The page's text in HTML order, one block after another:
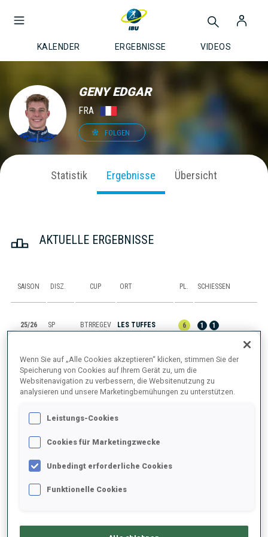
KALENDER ERGEBNISSE VIDEOS
GENY EDGAR
FRA
FOLGEN
Statistik Ergebnisse Übersicht
AKTUELLE ERGEBNISSE
SAISON DISZ. CUP ORT PL. SCHIESSEN
25/26 SP BTRREGEV LES TUFFES 6 1 1
BTRREGEV LES TUFFES
25/26 M6 IBU C. LENZERHEIDE 13 0 0
25/26 IBU C.
SP SBRREGCP LA FECLAZ
ALLES ANZEIGEN
Wenn Sie auf „Alle Cookies akzeptieren“ klicken, stimmen Sie der
Speicherung von Cookies auf Ihrem Gerät zu, um die
Websitenavigation zu verbessern, die Websitenutzung zu
analysieren und unsere Marketingbemühungen zu unterstützen.
Leistungs-Cookies
Cookies für Marketingzwecke
Unbedingt erforderliche Cookies
Funktionelle Cookies